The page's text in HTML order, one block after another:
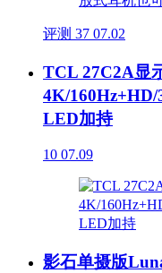
评测 37 07.02
TCL 27C2A显
4K/
LED加持
10 07.09
影石单摄版